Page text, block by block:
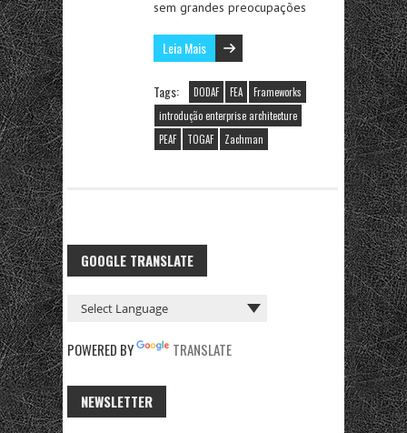
sem grandes preocupações
Leia Mais
Tags: DODAF FEA
Frameworks
introdução enterprise architecture
PEAF
TOGAF Zachman
GOOGLE TRANSLATE
POWERED BY TRANSLATE
NEWSLETTER